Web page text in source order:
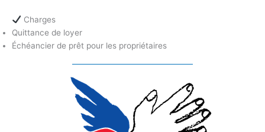
Charges
Quittance de loyer
Échéancier de prêt pour les propriétaires